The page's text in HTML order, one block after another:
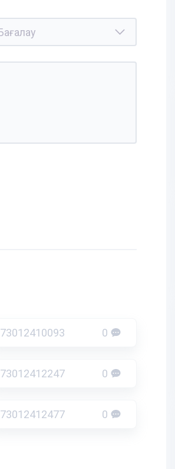
73012410093 0
73012412247 0
73012412477 0